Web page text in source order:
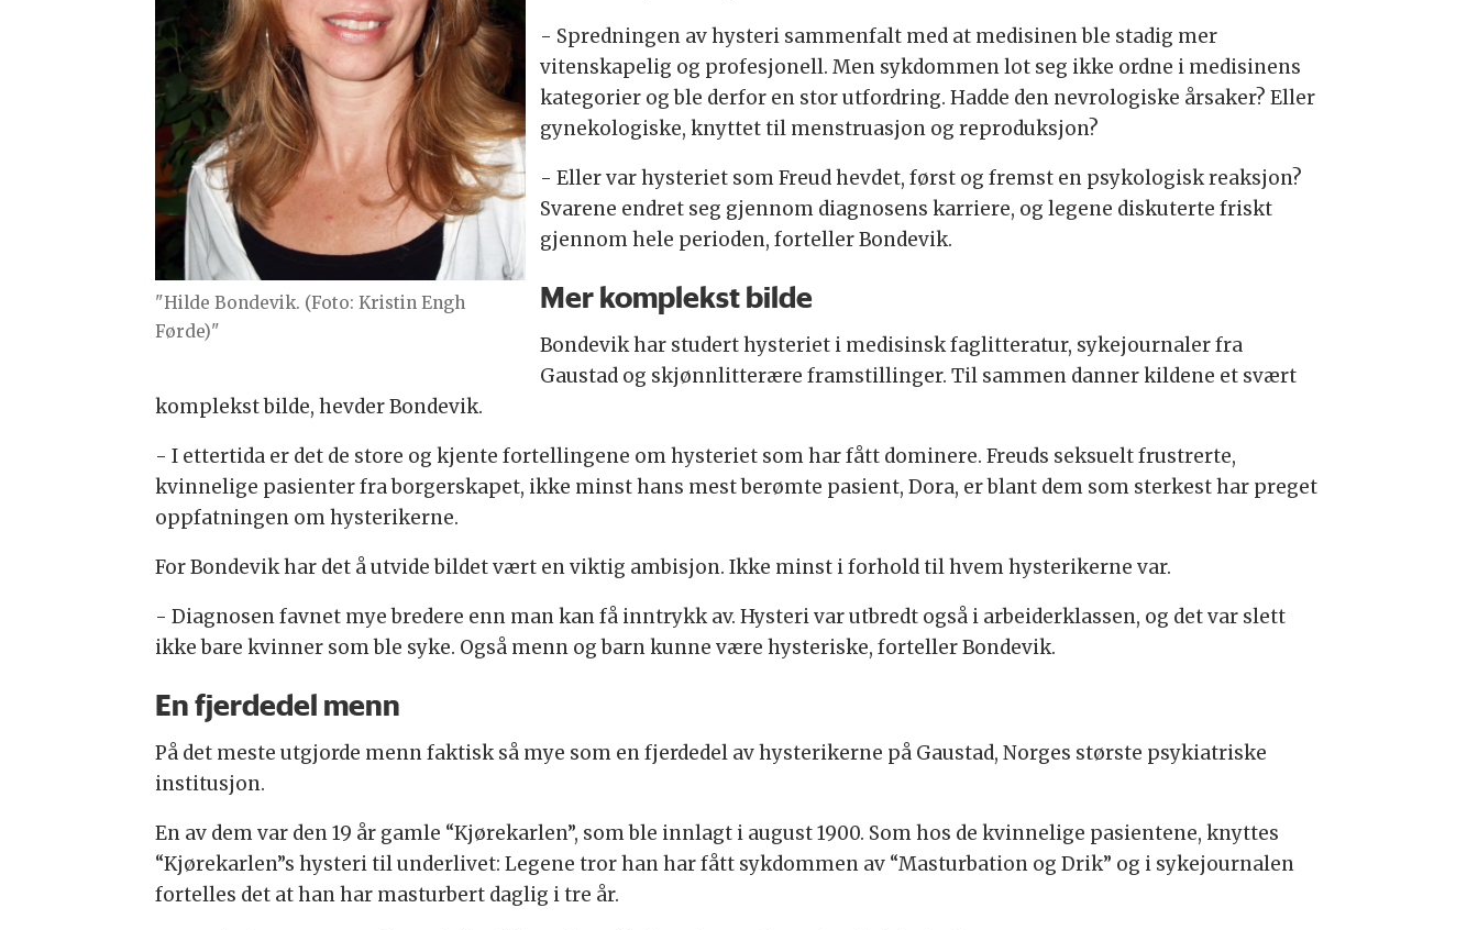
"Hilde Bondevik. (Foto: Kristin Engh
Førde)"
- Spredningen av hysteri sammenfalt med at medisinen ble stadig mer
vitenskapelig og profesjonell. Men sykdommen lot seg ikke ordne i medisinens
kategorier og ble derfor en stor utfordring. Hadde den nevrologiske årsaker? Eller
gynekologiske, knyttet til menstruasjon og reproduksjon?
- Eller var hysteriet som Freud hevdet, først og fremst en psykologisk reaksjon?
Svarene endret seg gjennom diagnosens karriere, og legene diskuterte friskt
gjennom hele perioden, forteller Bondevik.
Mer komplekst bilde
Bondevik har studert hysteriet i medisinsk faglitteratur, sykejournaler fra
Gaustad og skjønnlitterære framstillinger. Til sammen danner kildene et svært
komplekst bilde, hevder Bondevik.
- I ettertida er det de store og kjente fortellingene om hysteriet som har fått dominere. Freuds seksuelt frustrerte,
kvinnelige pasienter fra borgerskapet, ikke minst hans mest berømte pasient, Dora, er blant dem som sterkest har preget
oppfatningen om hysterikerne.
For Bondevik har det å utvide bildet vært en viktig ambisjon. Ikke minst i forhold til hvem hysterikerne var.
- Diagnosen favnet mye bredere enn man kan få inntrykk av. Hysteri var utbredt også i arbeiderklassen, og det var slett
ikke bare kvinner som ble syke. Også menn og barn kunne være hysteriske, forteller Bondevik.
En fjerdedel menn
På det meste utgjorde menn faktisk så mye som en fjerdedel av hysterikerne på Gaustad, Norges største psykiatriske
institusjon.
En av dem var den 19 år gamle “Kjørekarlen”, som ble innlagt i august 1900. Som hos de kvinnelige pasientene, knyttes
“Kjørekarlen”s hysteri til underlivet: Legene tror han har fått sykdommen av “Masturbation og Drik” og i sykejournalen
fortelles det at han har masturbert daglig i tre år.